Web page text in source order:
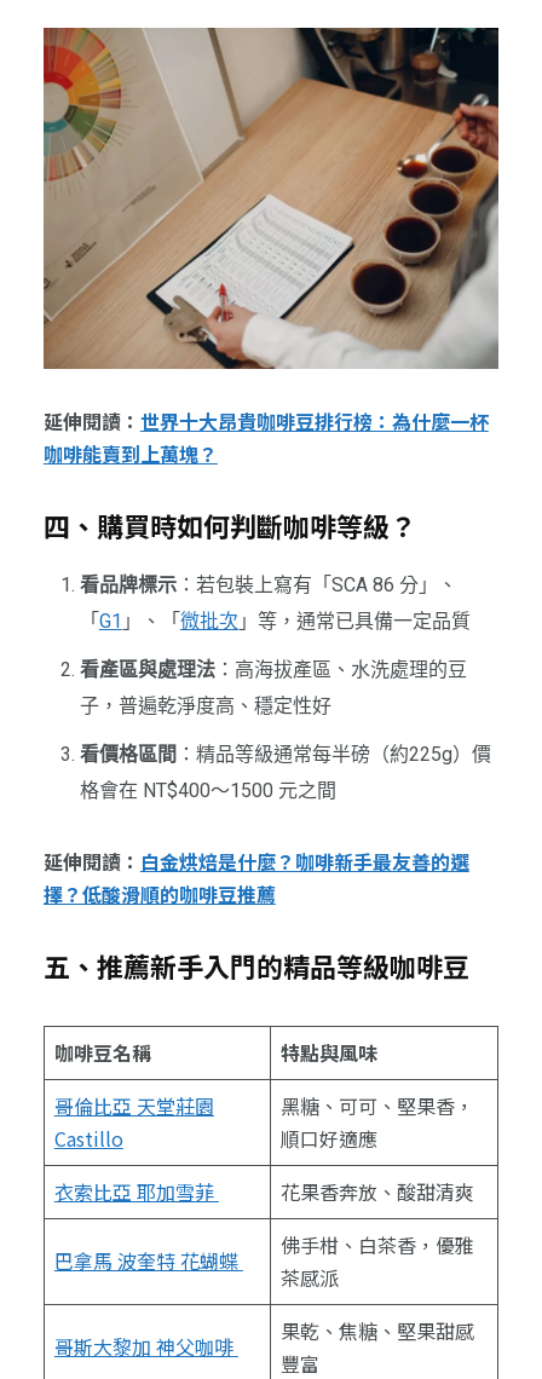
延伸閱讀： 世界十大昂貴咖啡豆排行榜：為什麼一杯
咖啡能賣到上萬塊？
四、購買時如何判斷咖啡等級？
看品牌標示：若包裝上寫有「SCA 86 分」、
「 G1 」、「 微批次 」等，通常已具備一定品質
看產區與處理法：高海拔產區、水洗處理的豆
子，普遍乾淨度高、穩定性好
看價格區間 ：精品等級通常每半磅（約225g）價
格會在 NT$400～1500 元之間
延伸閱讀： 白金烘焙是什麼？咖啡新手最友善的選
擇？低酸滑順的咖啡豆推薦
五、推薦新手入門的精品等級咖啡豆
咖啡豆名稱
特點與風味
哥倫比亞 天堂莊園
Castillo
黑糖、可可、堅果香，
順口好適應
衣索比亞 耶加雪菲
花果香奔放、酸甜清爽
巴拿馬 波奎特 花蝴蝶
佛手柑、白茶香，優雅
茶感派
哥斯大黎加 神父咖啡
果乾、焦糖、堅果甜感
豐富